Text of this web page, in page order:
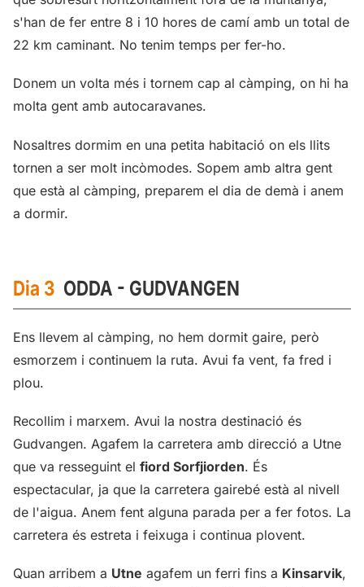
s'han de fer entre 8 i 10 hores de camí amb un total de
22 km caminant. No tenim temps per fer-ho.
Donem un volta més i tornem cap al càmping, on hi ha
molta gent amb autocaravanes.
Nosaltres dormim en una petita habitació on els llits
tornen a ser molt incòmodes. Sopem amb altra gent
que està al càmping, preparem el dia de demà i anem
a dormir.
Dia 3 ODDA - GUDVANGEN
Ens llevem al càmping, no hem dormit gaire, però
esmorzem i continuem la ruta. Avui fa vent, fa fred i
plou.
Recollim i marxem. Avui la nostra destinació és
Gudvangen. Agafem la carretera amb direcció a Utne
que va resseguint el fiord Sorfjiorden. És
espectacular, ja que la carretera gairebé està al nivell
de l'aigua. Anem fent alguna parada per a fer fotos. La
carretera és estreta i feixuga i continua plovent.
Quan arribem a Utne agafem un ferri fins a Kinsarvik,